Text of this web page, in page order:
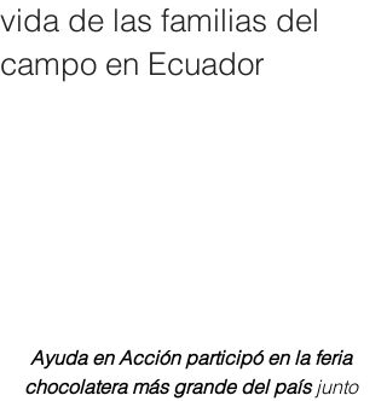
vida de las familias del
campo en Ecuador
Ayuda en Acción participó en la feria
chocolatera más grande del país junto